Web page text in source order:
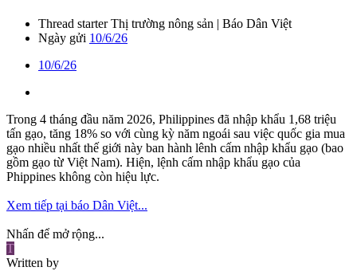
Thread starter Thị trường nông sản | Báo Dân Việt
Ngày gửi 10/6/26
10/6/26
Trong 4 tháng đầu năm 2026, Philippines đã nhập khẩu 1,68 triệu
tấn gạo, tăng 18% so với cùng kỳ năm ngoái sau việc quốc gia mua
gạo nhiều nhất thế giới này ban hành lênh cấm nhập khẩu gạo (bao
gồm gạo từ Việt Nam). Hiện, lệnh cấm nhập khẩu gạo của
Phippines không còn hiệu lực.
Xem tiếp tại báo Dân Việt...
Nhấn để mở rộng...
T
Written by